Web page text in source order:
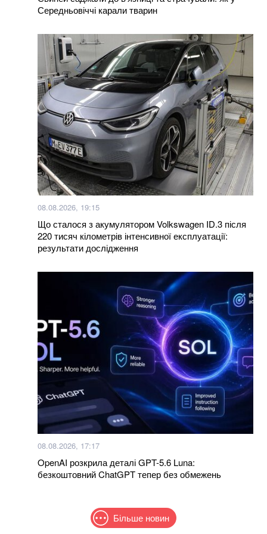
Більше новин
Середньовіччі карали тварин
08.08.2026, 19:15
Що сталося з акумулятором Volkswagen ID.3 після
220 тисяч кілометрів інтенсивної експлуатації:
результати дослідження
08.08.2026, 17:17
OpenAI розкрила деталі GPT-5.6 Luna:
безкоштовний ChatGPT тепер без обмежень
Більше новин